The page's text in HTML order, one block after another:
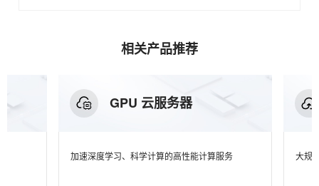
相关产品推荐
GPU 云服务器
加速深度学习、科学计算的高性能计算服务 大规